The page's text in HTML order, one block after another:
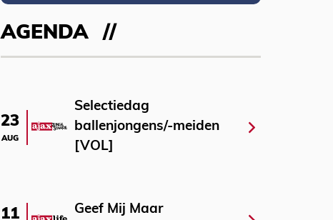
AGENDA
23
AUG
Selectiedag
ballenjongens/-meiden
[VOL]
11
Geef Mij Maar